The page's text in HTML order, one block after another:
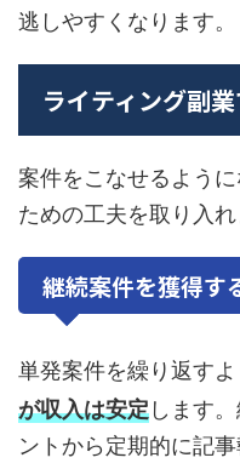
逃しやすくなります。
ライティング副
案件をこなせるよう
ための工夫を取り入れ
継続案件を獲得す
単発案件を繰り返すよ
が収入は安定 します
ントから定期的に記